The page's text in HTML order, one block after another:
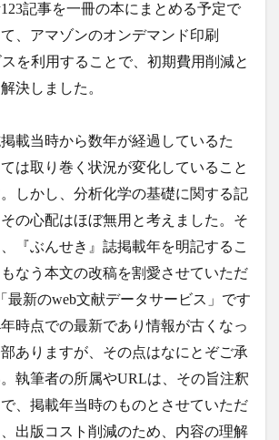
記事を一冊の本にまとめる予定で
、アマゾンのオンデマンド印刷
スを利用することで、初期費用削減と
決しました。
掲載当時から数年が経過しているた
は取り巻く状況が変化していること
しかし、分析化学の基礎に関する記
の心配はほぼ無用と考えました。そ
『ぶんせき』誌掲載年を明記するこ
なう本文の改稿を割愛させていただ
最新のweb文献データサービス」です
時点での最新であり情報が古くなっ
ありますが、その点はなにとぞご承
執筆者の所属やURLは、その旨注釈
、掲載年当時のものとさせていただ
出版コスト削減のため、内容の理解